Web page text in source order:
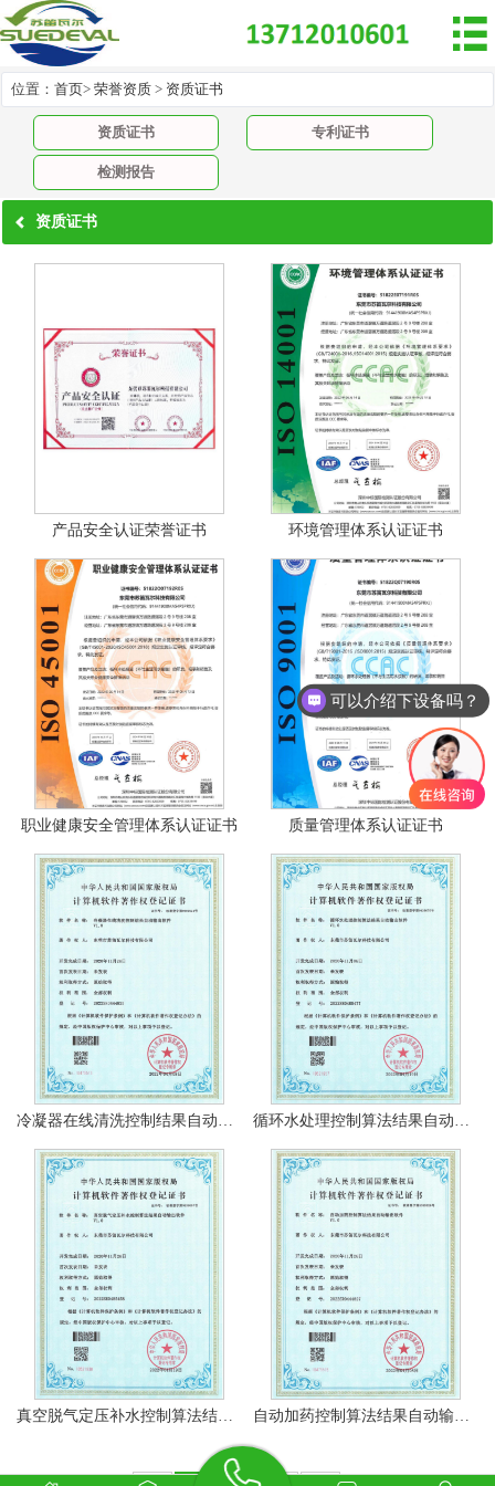

位置： 首页> 荣誉资质 > 资质证书
资质证书 专利证书
检测报告
资质证书
产品安全认证荣誉证书 环境管理体系认证证书
职业健康安全管理体系认证证书 质量管理体系认证证书
冷凝器在线清洗控制结果自动输出软件著作权证书 循环水处理控制算法结果自动输出软件著作权证书
真空脱气定压补水控制算法结果自动输出软件著作权证书 自动加药控制算法结果自动输出软件著作权证书
可以介绍下设备吗？